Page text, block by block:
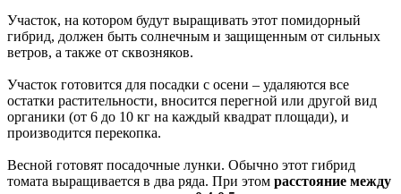
Участок, на котором будут выращивать этот помидорный
гибрид, должен быть солнечным и защищенным от сильных
ветров, а также от сквозняков.
Участок готовится для посадки с осени – удаляются все
остатки растительности, вносится перегной или другой вид
органики (от 6 до 10 кг на каждый квадрат площади), и
производится перекопка.
Весной готовят посадочные лунки. Обычно этот гибрид
томата выращивается в два ряда. При этом расстояние между